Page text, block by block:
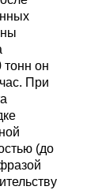
он
При
(до